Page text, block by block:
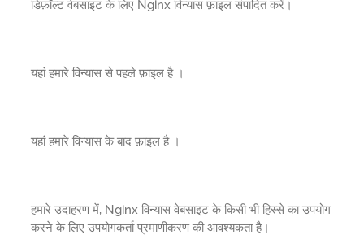
डिफ़ॉल्ट वेबसाइट के लिए Nginx विन्यास फ़ाइल संपादित करें।
यहां हमारे विन्यास से पहले फ़ाइल है ।
यहां हमारे विन्यास के बाद फ़ाइल है ।
हमारे उदाहरण में, Nginx विन्यास वेबसाइट के किसी भी हिस्से का उपयोग
करने के लिए उपयोगकर्ता प्रमाणीकरण की आवश्यकता है।